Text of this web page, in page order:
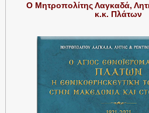
Ο Μητροπολίτης Λαγκαδά,
κ.κ. Πλάτων